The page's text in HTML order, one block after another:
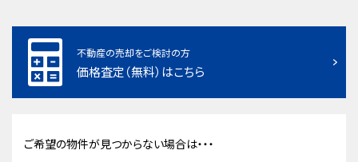
不動産の売却をご検討の方
価格査定（無料）はこちら
ご希望の物件が見つからない場合は・・・